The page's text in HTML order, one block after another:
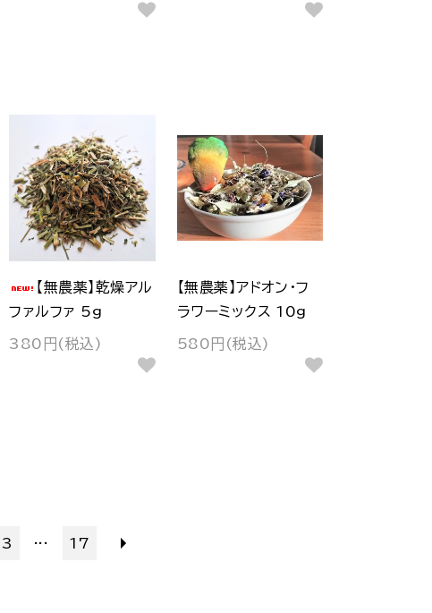
【無農薬】乾燥アル
ファルファ 5g
380円(税込)
【無農薬】アドオン・フ
ラワーミックス 10g
580円(税込)
... 17